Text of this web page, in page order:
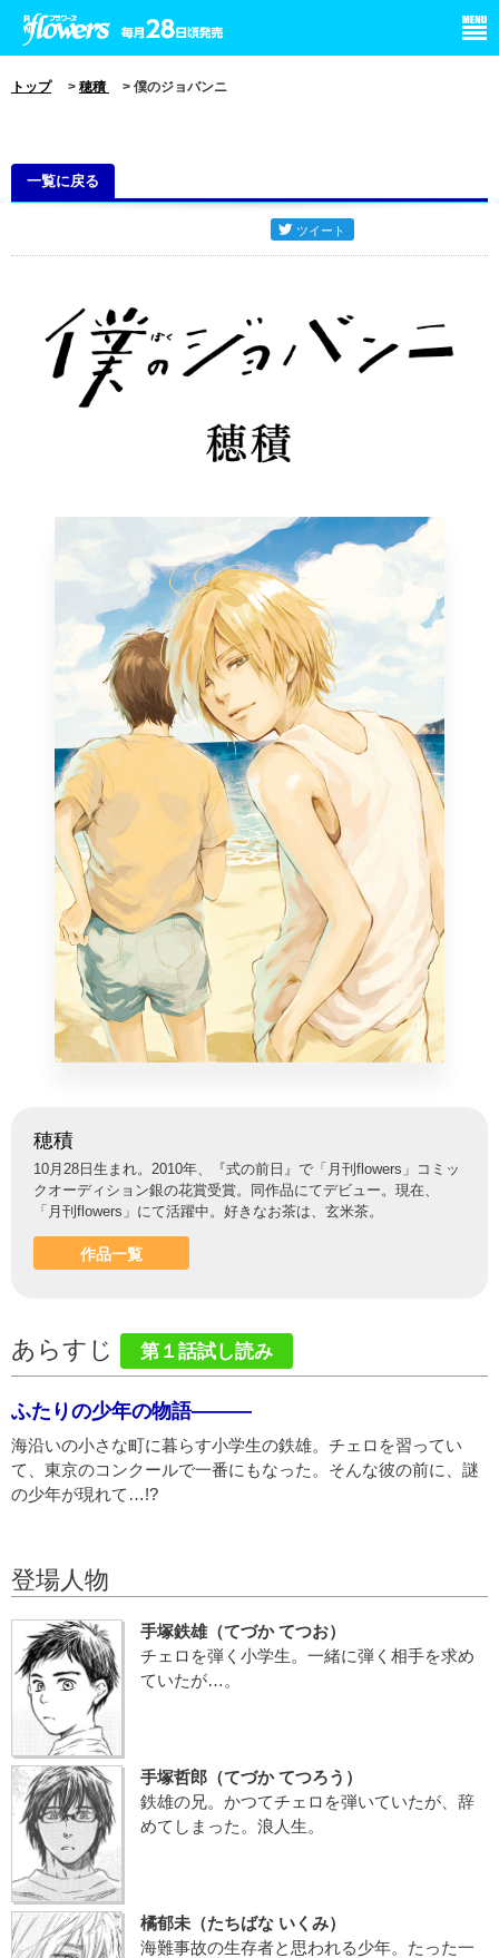
トップ> 穂積 > 僕のジョバンニ
一覧に戻る
穂積
10月28日生まれ。2010年、『式の前日』で「月刊flowers」コミッ
クオーディション銀の花賞受賞。同作品にてデビュー。現在、
「月刊flowers」にて活躍中。好きなお茶は、玄米茶。
作品一覧
あらすじ 第１話試し読み
ふたりの少年の物語———
海沿いの小さな町に暮らす小学生の鉄雄。チェロを習ってい
て、東京のコンクールで一番にもなった。そんな彼の前に、謎
の少年が現れて…!?
登場人物
手塚鉄雄（てづか てつお）
チェロを弾く小学生。一緒に弾く相手を求め
ていたが…。
手塚哲郎（てづか てつろう）
鉄雄の兄。かつてチェロを弾いていたが、辞
めてしまった。浪人生。
橘郁未（たちばな いくみ）
海難事故の生存者と思われる少年。たった一